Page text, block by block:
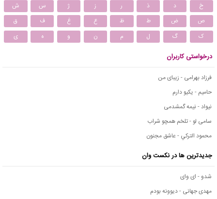
خ
د ذ ر ز ژ س
ش
ص
ض ط ظ ع غ ف
ق
ک
گ ل م ن و ه ی
درخواستی کاربران
فرزاد بهرامی - زیبای من
حامیم - یکیو دارم
نیواد - نیمه گمشدمی
سامی لو - تلخم همچو شراب
محمود التركي - عاشق مجنون
جدیدترین ها در نکست وان
شدو - ای وای
مهدی جهانی - دیوونه بودم